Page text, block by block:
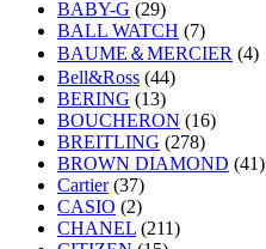
BABY-G (29)
BALL WATCH (7)
BAUME＆MERCIER (4)
Bell&Ross (44)
BERING (13)
BOUCHERON (16)
BREITLING (278)
BROWN DIAMOND (41)
Cartier(37)
CASIO (2)
CHANEL (211)